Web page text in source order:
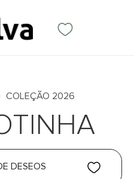
COLEÇÃO 2026
DESEOS